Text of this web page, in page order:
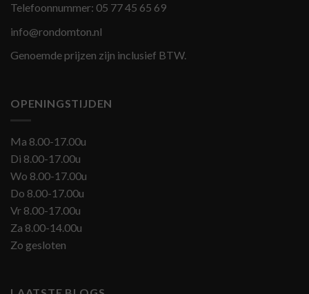
Telefoonnummer: 05 77 45 65 69
info@rondomton.nl
Genoemde prijzen zijn inclusief BTW.
OPENINGSTIJDEN
Ma 8.00-17.00u
Di 8.00-17.00u
Wo 8.00-17.00u
Do 8.00-17.00u
Vr 8.00-17.00u
Za 8.00-14.00u
Zo gesloten